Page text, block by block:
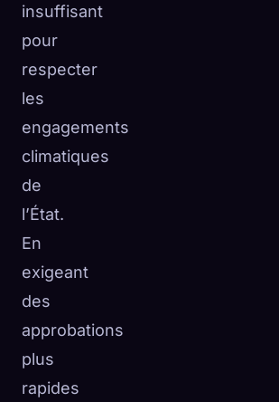
insuffisant
pour
respecter
les
engagements
climatiques
de
l’État.
En
exigeant
des
approbations
plus
rapides